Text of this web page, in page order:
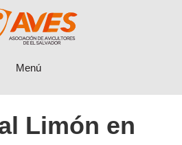
Menú
Limón en